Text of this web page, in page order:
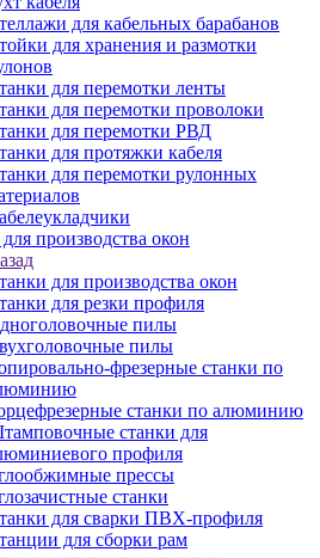
для кабельных барабанов
для хранения и размотки
для перемотки ленты
для перемотки проволоки
для перемотки РВД
для протяжки кабеля
для перемотки рулонных
производства окон
для производства окон
для резки профиля
пилы
пилы
фрезерные станки по
станки по алюминию
станки для
профиля
прессы
станки
для сварки ПВХ-профиля
для сборки рам